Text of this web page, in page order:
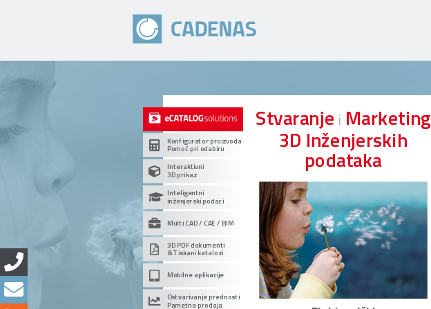
Konfigurator proizvoda
Pomoć pri odabiru
Interaktivni
3D prikaz
Inteligentni
inženjerski podaci
Multi CAD / CAE / BIM
3D PDF dokumenti
& Tiskani katalozi
Mobilne aplikacije
Ostvarivanje prednosti
Pametna prodaja
Stvaranje i Marketing
3D Inženjerskih
podataka